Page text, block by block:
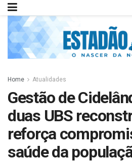
Home Atualidades
Gestão de
duas UBS
reforça
saúde da